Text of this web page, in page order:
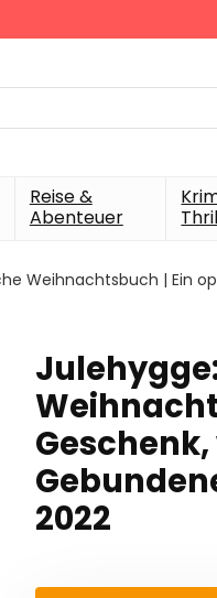
Reise &
Abenteuer
Weihnachtsbuch | Ein
2022